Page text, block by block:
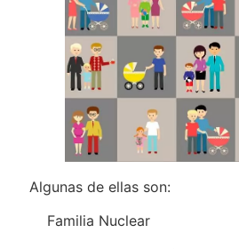
Algunas de ellas son:
Familia Nuclear